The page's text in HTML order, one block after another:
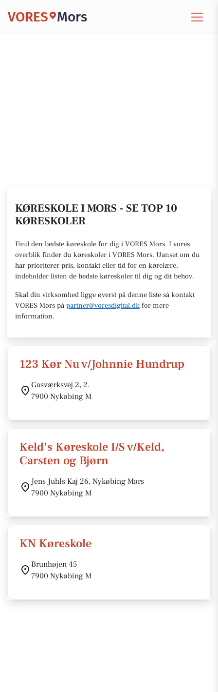
VORES Mors
KØRESKOLE I MORS - SE TOP 10
KØRESKOLER
Find den bedste køreskole for dig i VORES Mors. I vores
overblik finder du køreskoler i VORES Mors. Uanset om du
har prioriterer pris, kontakt eller tid for en kørelære,
indeholder listen de bedste køreskoler til dig og dit behov.
Skal din virksomhed ligge øverst på denne liste så kontakt
VORES Mors på partner@voresdigital.dk for mere
information.
123 Kør Nu v/Johnnie Hundrup
Gasværksvej 2, 2.
7900 Nykøbing M
Keld's Køreskole I/S v/Keld,
Carsten og Bjørn
Jens Juhls Kaj 26, Nykøbing Mors
7900 Nykøbing M
KN Køreskole
Brunhøjen 45
7900 Nykøbing M